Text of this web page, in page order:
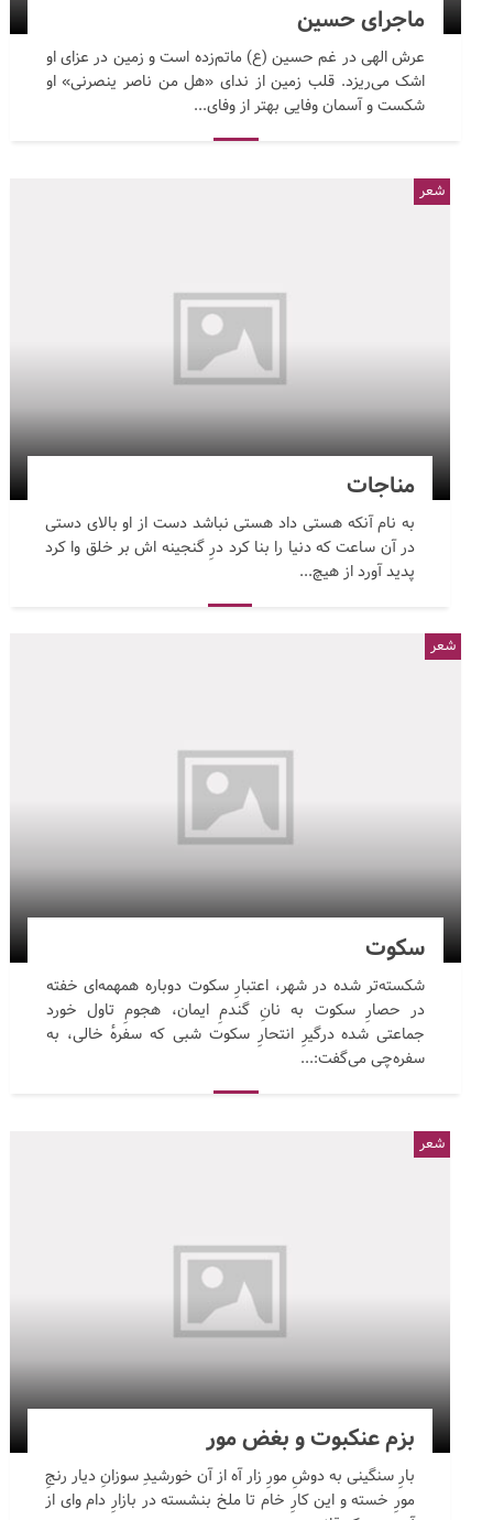
ماجرای حسین
عرش الهی در غم حسین (ع) ماتم‌زده است و زمین در عزای او
اشک می‌ریزد. قلب زمین از ندای «هل من ناصر ینصرنی» او
شکست و آسمان وفایی بهتر از وفای...
مناجات
به نام آنکه هستی داد هستی نباشد دست از او بالای دستی
در آن ساعت که دنیا را بنا کرد درِ گنجینه اش بر خلق وا کرد
پدید آورد از هیچ...
شعر
سکوت
شکسته‌تر شده در شهر، اعتبارِ سکوت دوباره همهمه‌ای خفته
در حصارِ سکوت به نانِ گندمِ ایمان، هجومِ تاول خورد
جماعتی شده درگیرِ انتحارِ سکوت شبی که سفرهٔ خالی، به
سفره‌چی می‌گفت:...
شعر
بزم عنکبوت و بغض مور
بارِ سنگینی به دوشِ مورِ زار آه از آن خورشیدِ سوزانِ دیار رنجِ
مورِ خسته و این کارِ خام تا ملخ بنشسته در بازارِ دام وای از
شعر